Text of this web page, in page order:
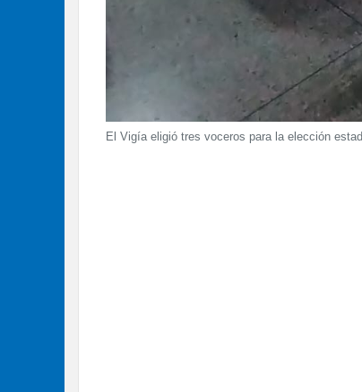
El Vigía eligió tres voceros para la elección